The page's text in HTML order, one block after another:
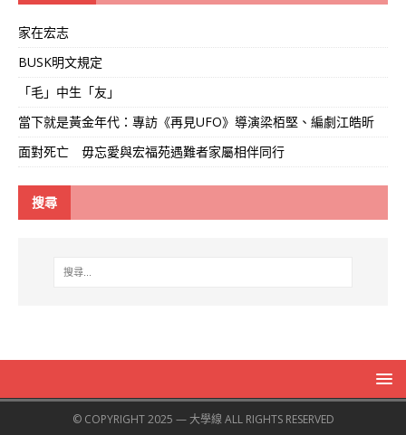
家在宏志
BUSK明文規定
「毛」中生「友」
當下就是黃金年代：專訪《再見UFO》導演梁栢堅、編劇江皓昕
面對死亡 毋忘愛與宏福苑遇難者家屬相伴同行
搜尋
© COPYRIGHT 2025 — 大學線 ALL RIGHTS RESERVED